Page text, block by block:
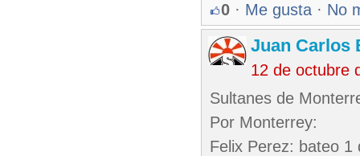
0 · Me gusta · No
Juan Carlos
12 de octubre
Sultanes de
Por Monterrey:
Felix Perez: bateo 1